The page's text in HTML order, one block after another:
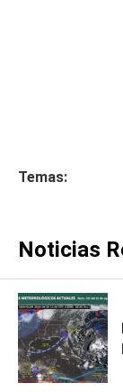
Temas:
Noticias